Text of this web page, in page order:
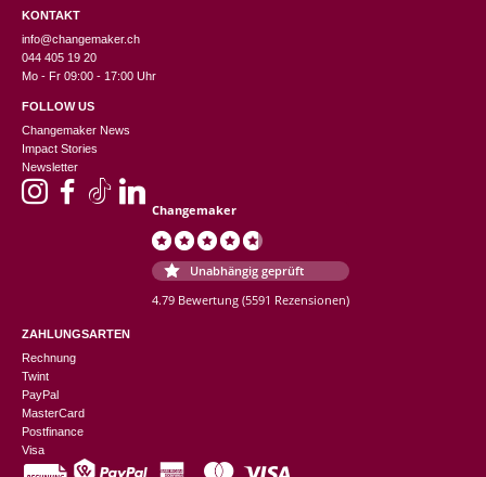
KONTAKT
info@changemaker.ch
044 405 19 20
Mo - Fr 09:00 - 17:00 Uhr
FOLLOW US
Changemaker News
Impact Stories
Newsletter
Changemaker
Unabhängig geprüft
4.79 Bewertung (5591 Rezensionen)
ZAHLUNGSARTEN
Rechnung
Twint
PayPal
MasterCard
Postfinance
Visa